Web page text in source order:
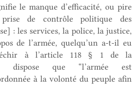
le manque d’efficacité, ou pire
de contrôle politique des
: les services, la police, la justice,
de l’armée, quelqu’un a-t-il eu
à l’article 118 § 1 de la
dispose que “l’armée est
à la volonté du peuple afin